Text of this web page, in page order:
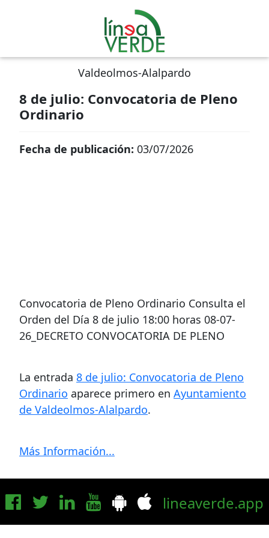
Valdeolmos-Alalpardo
8 de julio: Convocatoria de Pleno
Ordinario
Fecha de publicación: 03/07/2026
Convocatoria de Pleno Ordinario Consulta el
Orden del Día 8 de julio 18:00 horas 08-07-
26_DECRETO CONVOCATORIA DE PLENO
La entrada 8 de julio: Convocatoria de Pleno
Ordinario aparece primero en Ayuntamiento
de Valdeolmos-Alalpardo.
Más Información...
lineaverde.app